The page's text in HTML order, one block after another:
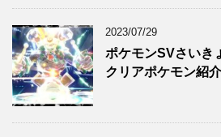
2023/07/29
ポケモンSVさいき
クリアポケモン紹介